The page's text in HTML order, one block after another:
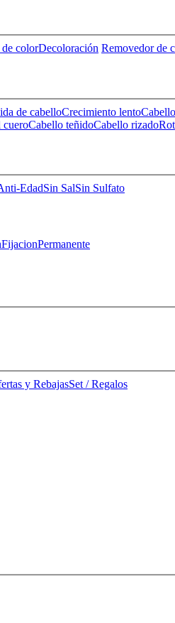
de colorDecoloración Removedor de
de cabelloCrecimiento lento
cueroCabello teñidoCabello rizado
EdadSin SalSin Sulfato
FijacionPermanente
y RebajasSet / Regalos